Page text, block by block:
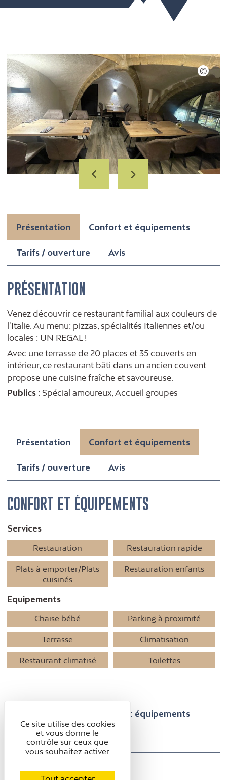
Présentation Confort et équipements
Tarifs / ouverture Avis
PRÉSENTATION
Venez découvrir ce restaurant familial aux couleurs de
l'Italie. Au menu: pizzas, spécialités Italiennes et/ou
locales : UN REGAL !
Avec une terrasse de 20 places et 35 couverts en
intérieur, ce restaurant bâti dans un ancien couvent
propose une cuisine fraîche et savoureuse.
Publics: Spécial amoureux, Accueil groupes
Présentation Confort et équipements
Tarifs / ouverture Avis
CONFORT ET ÉQUIPEMENTS
Services
Restauration Restauration rapide
Plats à emporter/Plats
cuisinés
Restauration enfants
Equipements
Chaise bébé Parking à proximité
Terrasse Climatisation
Restaurant climatisé Toilettes
Confort et équipements
Tarifs / ouverture
TARIFS / OUVERTURE
Ce site utilise des cookies
et vous donne le
contrôle sur ceux que
vous souhaitez activer